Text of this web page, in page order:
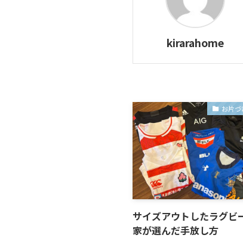
kirarahome
お片
サイズアウトしたラグビ
家が選んだ手放し方